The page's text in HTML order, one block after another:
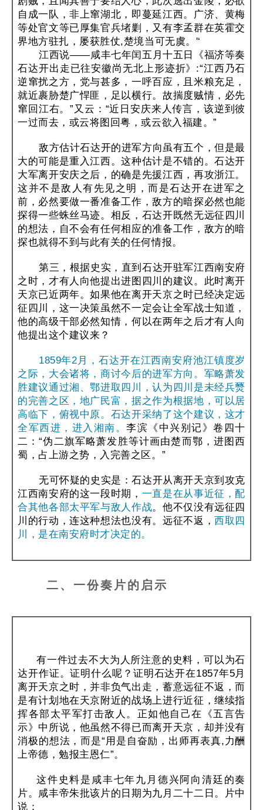
自成一队，非上窜湖北，即蔓延江西。广济、黄梅
等处官文等已厚集官兵堵剿，又有李孟群在英霍交
界地方驻扎，屡获胜仗,楚境当可无虞。'‘
江西说——咸丰七年闰五月十五日《福济等奏
石达开出走已往安徽尚无北上形迹折》:“江西乃石
逆窜扰之方，党与甚多，一呼百应，且米粮充足，
就近裹胁楚广悍匪，足以横行。故揣度贼情，必先
窜回江右。”又云：“近日安庆来人传言，该逆到彼
一过而去，或云将图回粤，或云欲入福建。”
敌方估计石达开的进军方向虽有五个，但是最
大的可能是重入江西。这种估计是不错的。石达开
大军离开安庆之后，的确是先援江西，再攻浙江。
这并不是敌人有先见之明，而是石达开在进军之
前，必然要做一番准备工作，敌方的暗探必然也能
探得一些蛛丝马迹。相反，石达开既然无远征四川
的想法，自不会有任何相应的准备工作，敌方的暗
探也就得不到与此有关的任何情报。
第三，根据史实，直到石达开驻军江西南安府
之时，才有人向他提出进图四川的建议。此时离开
天京已近两年。如果他在离开天京之时已经决定远
征四川，这一决策虽然不一定会让全军战士知道，
他的高级干部必然知情，何以在两年之后才有人向
他提出这个建议来？
1859年2月，石达开在江西南安府池江镇度岁
之际，大会诸将，商讨今后的进军方向。军略萧发
胜建议通过湘、鄂进取四川，认为四川是未经兵燹
的完善之区，地广民富，据之作为根据地，可以居
高临下，俯视中原。石达开采纳了这个建议，这才
全军西进，进入湘南。李滨《中兴别记》卷四十
二：“伪二旗军略萧发胜等计画由楚而鄂，进图西
蜀，占上游之势，入完善之区。”
无可怀疑的史实是：石达开从离开天京到攻克
江西南安府的这一段时期， 一直是在从事近征，配
合其他各部太平军与敌人作战。他不仅没有远征四
川的行动，连这种想法也没有。远征不返， 西取四
川，是在南安府时才决定的。
二、一份奏片的启示
有一件过去不大为人所注意的史料，可以为石
达开作证。证明什么呢？证明石达开在1857年5月
离开天京之时，并非负气出走，蓄意远征不返，而
是有计划地在天京附近的战场上进行近征，继续指
挥各部太平军打击敌人。正如他自己在《五言告
示》中所说，他虽然不得已而离开天京，却并没有
消极的想法，而是“用是自奋励，出师再表真,力酬
上帝德，勉报主恩仁”。
这件史料是咸丰七年九月德兴阿向清廷的奏
片。咸丰帝朱批该片的日期为九月二十二日。片中
说：